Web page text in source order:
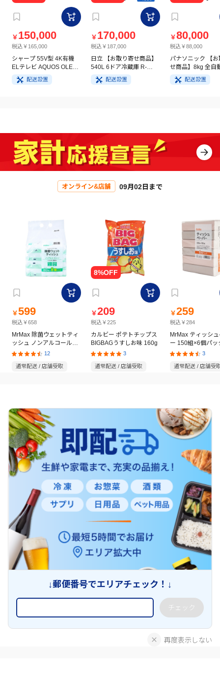
￥ 150,000
税込￥165,000
シャープ 55V型 4K有機
ELテレビ AQUOS OLED
4T-C55GQ3
配送設置
￥ 170,000
税込￥187,000
日立 【お取り寄せ商品】
540L 6ドア冷蔵庫 R-
HW54V(N) ライトゴール
ド
配送設置
￥80,000
税込￥88,000
パナソニック 【お
せ商品】8kg 全自
洗濯機 NA-
イト
配送設置
オンライン&店舗 09月02日まで
￥599
税込￥658
MrMax 除菌ウェットティ
ッシュ ノンアルコールタ
イプ 60枚×8個パック
12
通常配送 / 店舗受取
￥209
税込￥225
カルビー ポテトチップス
BIGBAGうすしお味 160g
3
通常配送 / 店舗受取
￥259
税込￥284
MrMax ティッシ
ー 150組×6個パッ
3
通常配送 / 店舗受
↓郵便番号でエリアチェック！↓
チェック
再度表示しない